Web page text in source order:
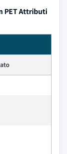
PET Attributi